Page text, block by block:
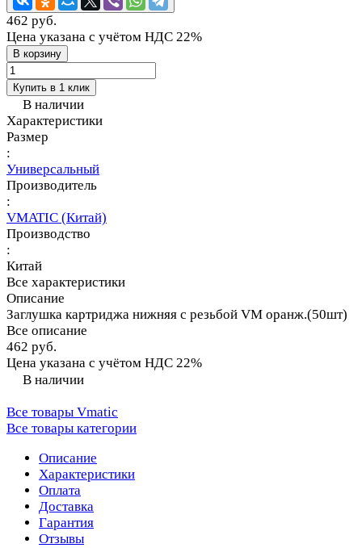
462 руб.
Цена указана с учётом НДС 22%
В корзину
Купить в 1 клик
В наличии
Характеристики
Размер
:
Универсальный
Производитель
:
VMATIC (Китай)
Производство
:
Китай
Все характеристики
Описание
Заглушка картриджа нижняя с резьбой VM оранж.(50шт)
Все описание
462 руб.
Цена указана с учётом НДС 22%
В наличии
Все товары Vmatic
Все товары категории
Описание
Характеристики
Оплата
Доставка
Гарантия
Отзывы